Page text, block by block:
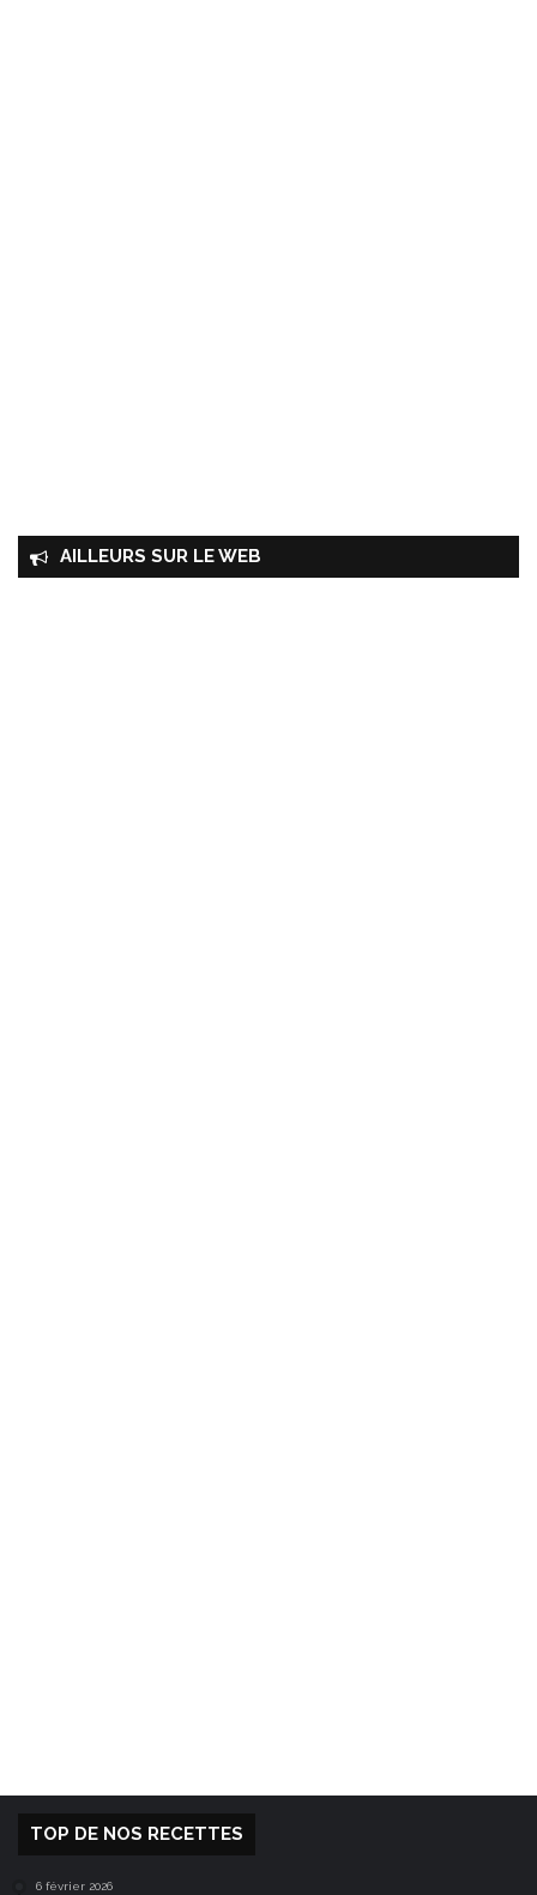
AILLEURS SUR LE WEB
TOP DE NOS RECETTES
6 février 2026